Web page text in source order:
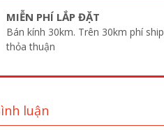
MIỄN PHÍ LẮP ĐẶT
Bán kính 30km. Trên 30km phí ship
thỏa thuận
luận